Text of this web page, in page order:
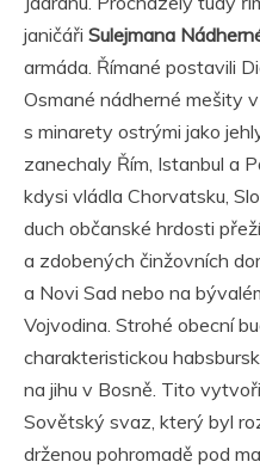
janičáři Sulejmana
armáda. Římané postavili
Osmané nádherné mešity
s minarety ostrými jako
zanechaly Řím, Istanbul a
kdysi vládla Chorvatsku,
duch občanské hrdosti
a zdobených činžovních
a Novi Sad nebo na
Vojvodina. Strohé obecní
charakteristickou
na jihu v Bosně. Tito
Sovětský svaz, který byl
drženou pohromadě pod